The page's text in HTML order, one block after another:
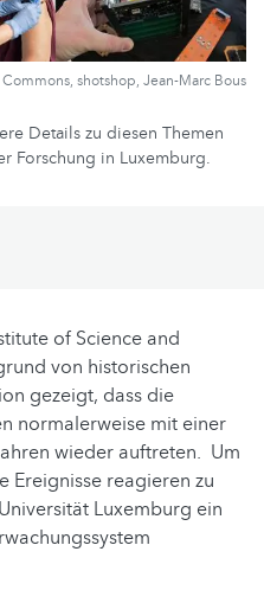
shotshop, Jean-Marc Bous
Details zu diesen Themen
Forschung in Luxemburg.
of Science and
von historischen
gezeigt, dass die
normalerweise mit einer
wieder auftreten. Um
Ereignisse reagieren zu
Luxemburg ein